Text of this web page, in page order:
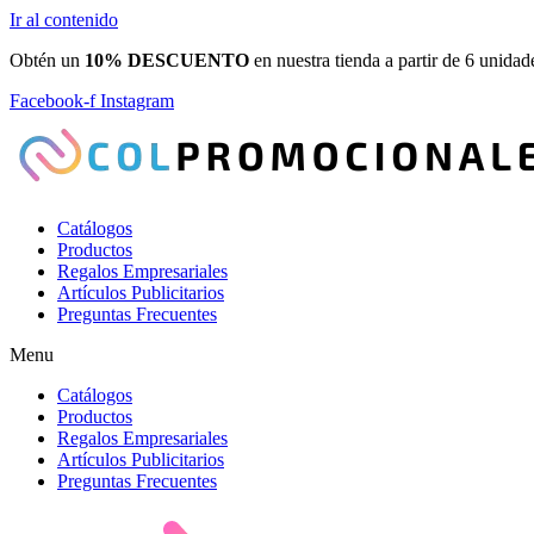
Ir al contenido
Obtén un 10% DESCUENTO en nuestra tienda a partir de 6
Facebook-f Instagram
Catálogos
Productos
Regalos Empresariales
Artículos Publicitarios
Preguntas Frecuentes
Menu
Catálogos
Productos
Regalos Empresariales
Artículos Publicitarios
Preguntas Frecuentes